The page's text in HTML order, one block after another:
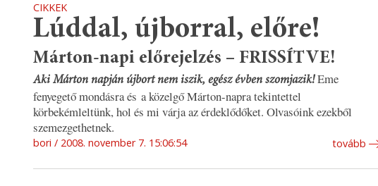
CIKKEK
Lúddal, újborral, előre!
Márton-napi előrejelzés – FRISSÍTVE!
Aki Márton napján újbort nem iszik, egész évben szomjazik! Eme
fenyegető mondásra és a közelgő Márton-napra tekintettel
körbekémleltünk, hol és mi várja az érdeklődőket. Olvasóink ezekből
szemezgethetnek.
bori 2008. november 7. 15:06:54 tovább